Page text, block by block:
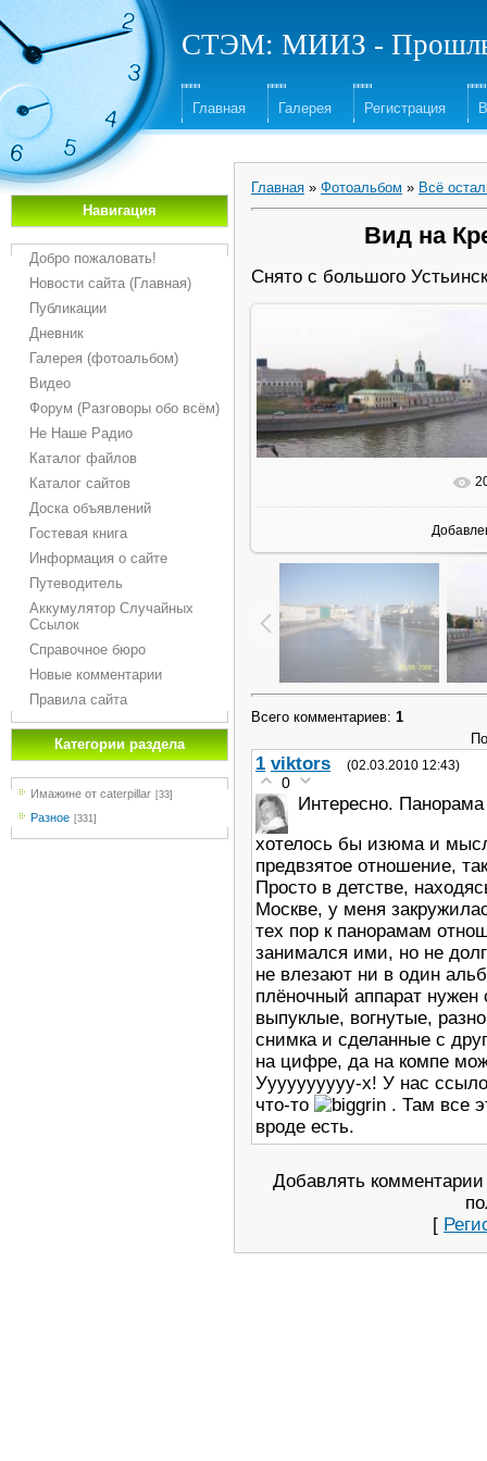
СТЭМ: МИИЗ -
Главная Галерея Регистрация
Навигация
Добро пожаловать!
Новости сайта (Главная)
Публикации
Дневник
Галерея (фотоальбом)
Видео
Форум (Разговоры обо всём)
Не Наше Радио
Каталог файлов
Каталог сайтов
Доска объявлений
Гостевая книга
Информация о сайте
Путеводитель
Аккумулятор Случайных
Ссылок
Справочное бюро
Новые комментарии
Правила сайта
Категории раздела
Имажине от caterpillar [33]
Разное [331]
Главная » Фотоальбом » Всё
Вид на
Снято с большого
Всего комментариев: 1
1 viktors (02.03.2010 12:43)
0
Интересно.
хотелось бы изюма и
предвзятое отношение,
Просто в детстве,
Москве, у меня
тех пор к панорамам
занимался ими, но не
не влезают ни в один
плёночный аппарат нужен
выпуклые, вогнутые,
снимка и сделанные с
на цифре, да на компе
Уууууууууу-х! У нас
что-то
. Там все
вроде есть.
Добавлять комментарии
[